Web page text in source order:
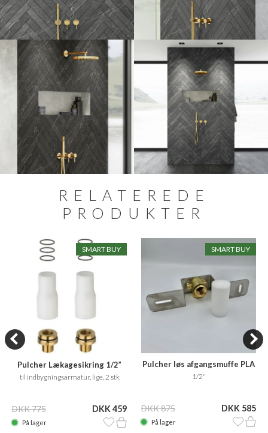
RELATEREDE
PRODUKTER
SMART BUY
Pulcher Lækagesikring 1/2”
til indbygningsarmatur, lige, 2 stk
DKK 775 DKK 459
På lager
SMART BUY
Pulcher løs afgangsmuffe PLA
1/2"
DKK 875 DKK 585
På lager